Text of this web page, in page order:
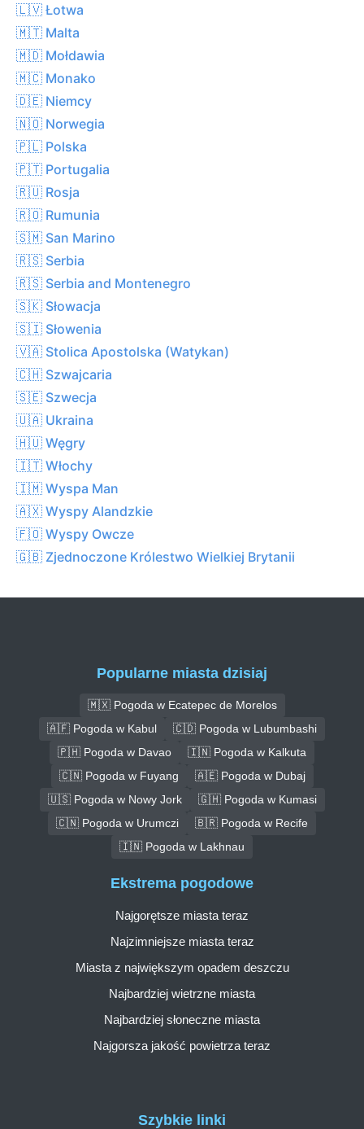
🇱🇻 Łotwa
🇲🇹 Malta
🇲🇩 Mołdawia
🇲🇨 Monako
🇩🇪 Niemcy
🇳🇴 Norwegia
🇵🇱 Polska
🇵🇹 Portugalia
🇷🇺 Rosja
🇷🇴 Rumunia
🇸🇲 San Marino
🇷🇸 Serbia
🇷🇸 Serbia and Montenegro
🇸🇰 Słowacja
🇸🇮 Słowenia
🇻🇦 Stolica Apostolska (Watykan)
🇨🇭 Szwajcaria
🇸🇪 Szwecja
🇺🇦 Ukraina
🇭🇺 Węgry
🇮🇹 Włochy
🇮🇲 Wyspa Man
🇦🇽 Wyspy Alandzkie
🇫🇴 Wyspy Owcze
🇬🇧 Zjednoczone Królestwo Wielkiej Brytanii
Popularne miasta dzisiaj
🇲🇽 Pogoda w Ecatepec de Morelos
🇦🇫 Pogoda w Kabul
🇨🇩 Pogoda w Lubumbashi
🇵🇭 Pogoda w Davao
🇮🇳 Pogoda w Kalkuta
🇨🇳 Pogoda w Fuyang
🇦🇪 Pogoda w Dubaj
🇺🇸 Pogoda w Nowy Jork
🇬🇭 Pogoda w Kumasi
🇨🇳 Pogoda w Urumczi
🇧🇷 Pogoda w Recife
🇮🇳 Pogoda w Lakhnau
Szybkie linki
Ekstrema pogodowe
Najgorętsze miasta teraz
Najzimniejsze miasta teraz
Miasta z największym opadem deszczu
Najbardziej wietrzne miasta
Najbardziej słoneczne miasta
Najgorsza jakość powietrza teraz